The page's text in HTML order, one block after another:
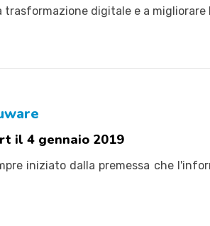
trasformazione digitale e a
il 4 gennaio 2019
iniziato dalla premessa che